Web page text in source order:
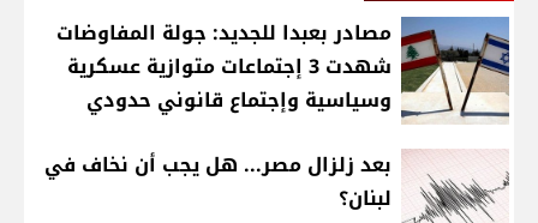
مصادر بعبدا للجديد: جولة المفاوضات
شهدت 3 إجتماعات متوازية عسكرية
وسياسية وإجتماع قانوني حدودي
بعد زلزال مصر... هل يجب أن نخاف في
لبنان؟